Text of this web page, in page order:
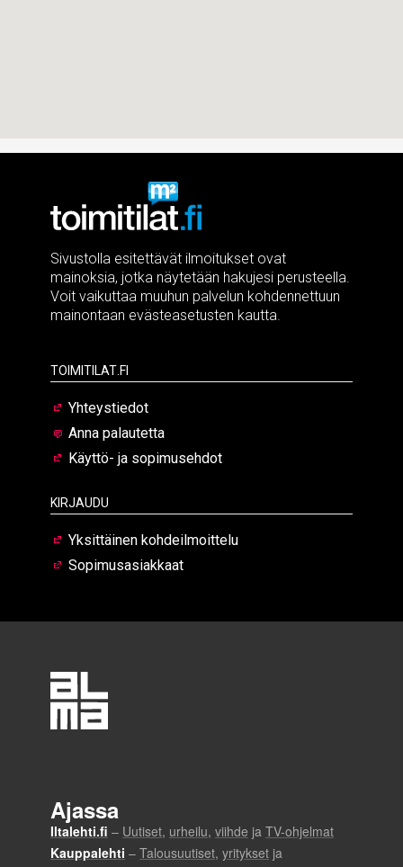
Sivustolla esitettävät ilmoitukset ovat
mainoksia, jotka näytetään hakujesi perusteella.
Voit vaikuttaa muuhun palvelun kohdennettuun
mainontaan evästeasetusten kautta.
Toimitilat.fi
Yhteystiedot
Anna palautetta
Käyttö- ja sopimusehdot
Kirjaudu
Yksittäinen kohdeilmoittelu
Sopimusasiakkaat